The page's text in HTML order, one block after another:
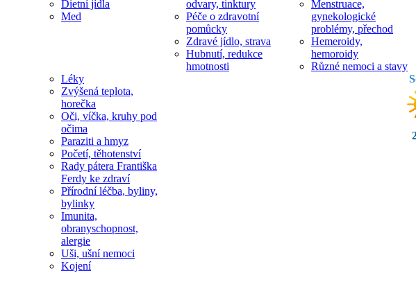
Dietní jídla
Med
odvary, tinktury
Péče o zdravotní
pomůcky
Zdravé jídlo, strava
Hubnutí, redukce
hmotnosti
Menstruace,
gynekologické
problémy, přechod
Hemeroidy,
hemoroidy
Různé nemoci a stavy
Léky
Zvýšená teplota,
horečka
Oči, víčka, kruhy pod
očima
Paraziti a hmyz
Početí, těhotenství
Rady pátera Františka
Ferdy ke zdraví
Přírodní léčba, byliny,
bylinky
Imunita,
obranyschopnost,
alergie
Uši, ušní nemoci
Kojení